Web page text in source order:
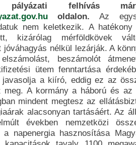
pályázati felhívás
oldalon.Az
nem keletkezik. A
kizárólag mérföldkövek
jóváhagyás nélkül lezárják. A
beszámolót
ütem fenntartása
javasolja a kiíró, eddig ez az
meg. A kormány a háború és az
mindent megtesz az
alacsonyan tartásáért. Az
években nemzetközi
napenergia hasznosítása